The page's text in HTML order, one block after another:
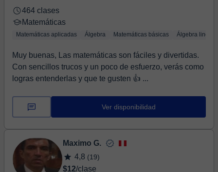
464 clases
Matemáticas
Matemáticas aplicadas Álgebra Matemáticas básicas Álgebra lineal
Muy buenas, Las matemáticas son fáciles y divertidas.
Con sencillos trucos y un poco de esfuerzo, verás como
logras entenderlas y que te gusten 👍 ...
Ver disponibilidad
Maximo G.
4,8 (19)
$12/clase